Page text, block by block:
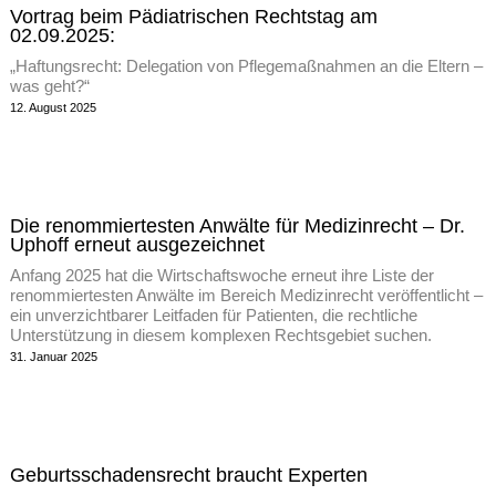
Vortrag beim Pädiatrischen Rechtstag am
02.09.2025:
„Haftungsrecht: Delegation von Pflegemaßnahmen an die Eltern –
was geht?“
12. August 2025
Die renommiertesten Anwälte für Medizinrecht – Dr.
Uphoff erneut ausgezeichnet
Anfang 2025 hat die Wirtschaftswoche erneut ihre Liste der
renommiertesten Anwälte im Bereich Medizinrecht veröffentlicht –
ein unverzichtbarer Leitfaden für Patienten, die rechtliche
Unterstützung in diesem komplexen Rechtsgebiet suchen.
31. Januar 2025
Geburtsschadensrecht braucht Experten